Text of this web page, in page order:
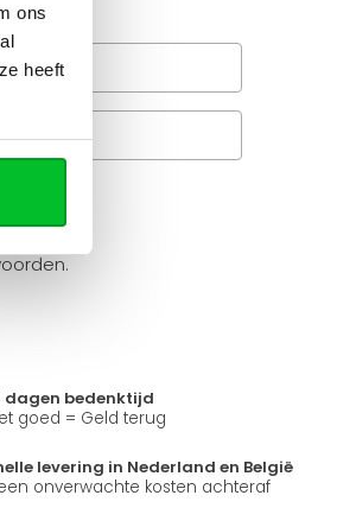
ons
heeft
dagen bedenktijd
goed = Geld terug
levering in Nederland en België
onverwachte kosten achteraf